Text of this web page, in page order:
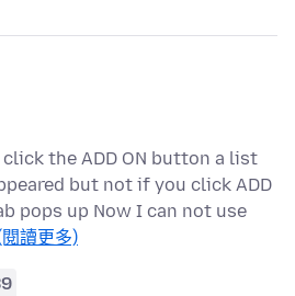
the ADD ON button a list
but not if you click ADD
pops up Now I can not use
讀更多)